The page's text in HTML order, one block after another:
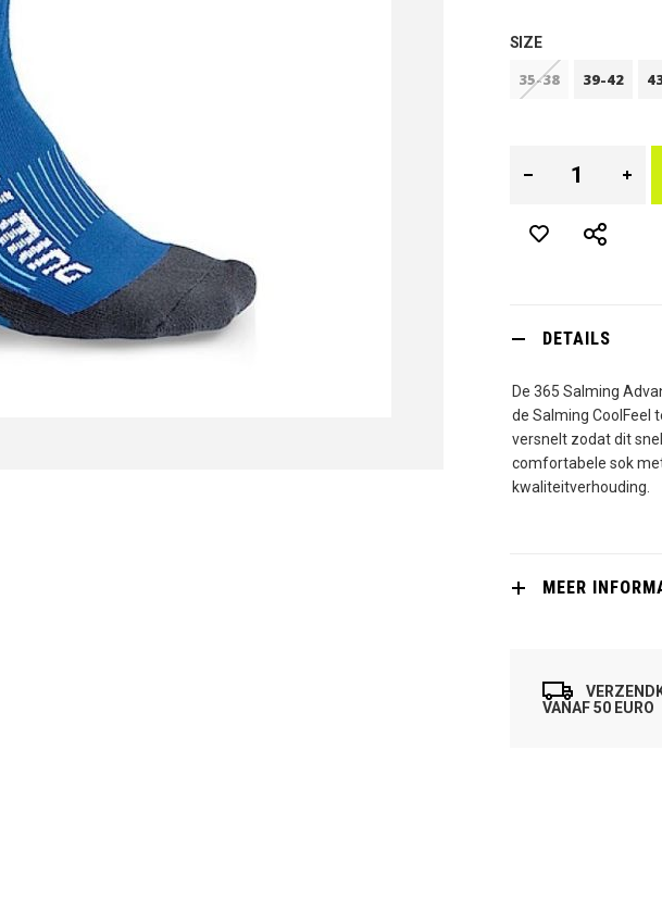
SIZE
35-38 39-42
DETAILS
De 365 Salming
de Salming CoolFeel
versnelt zodat dit
comfortabele sok
kwaliteitverhouding.
MEER
VANAF 50 EURO